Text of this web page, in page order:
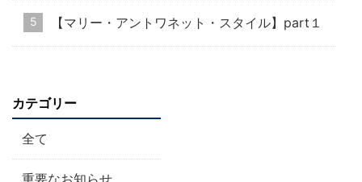
【マリー・アントワネット・スタイル】part１
カテゴリー
全て
重要なお知らせ